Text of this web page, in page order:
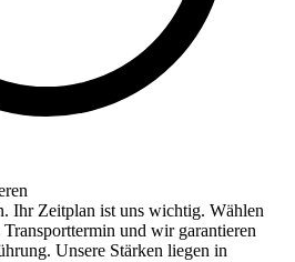
Ihr Zeitplan ist uns wichtig. Wählen
und wir garantieren
Unsere Stärken liegen in